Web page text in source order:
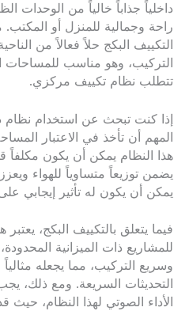
داخلياً جذاباً خالياً من الوحدات
راحة وجمالية للمنزل أو
التكييف البكج حلاً فعالاً من
التركيب، وهو مناسب للمساحات
تتطلب نظام تكييف مركزي.
إذا كنت تبحث عن استخدام
المهم أن تأخذ في الاعتبار
هذا النظام يمكن أن يكون مكلفاً
يضمن توزيعاً متساوياً للهواء
يمكن أن يكون له تأثير إيجابي
فيما يتعلق بالتكييف البكج، يعتبر
للمشاريع ذات الميزانية
وسريع التركيب، مما يجعله مثالياً
التحديثات السريعة. ومع ذلك،
الأداء الصوتي لهذا النظام،